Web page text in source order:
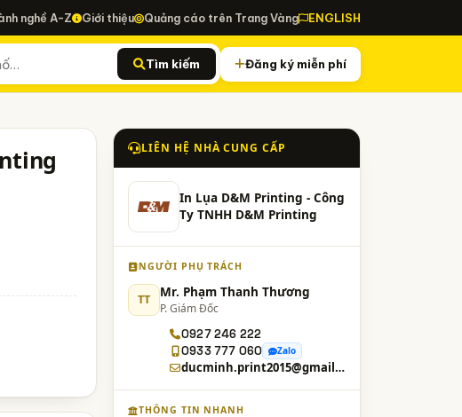
nghề A-Z Giới thiệu Quảng cáo trên Trang Vàng ENGLISH
Tìm kiếm Đăng ký miễn phí
LIÊN HỆ NHÀ CUNG CẤP
In Lụa D&M Printing - Công
Ty TNHH D&M Printing
NGƯỜI PHỤ TRÁCH
TT Mr. Phạm Thanh Thương
P. Giám Đốc
0927 246 222
0933 777 060
Zalo
ducminh.print2015@gmail.com
THÔNG TIN NHANH